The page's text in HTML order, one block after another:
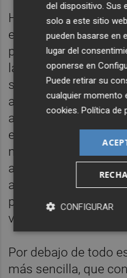
Hay un tercer factor,
es de naturaleza
procesales en
la apertura de
sentencia firme
años. Años en los
acta, gana
el caso, ve prescribir
más" no sería tan
antes de que el ciclo
absorbido el
procesal alimenta la
viceversa.
Por debajo de todo
más sencilla, que
del dispositivo. Sus
solo a este sitio
pueden basarse en
lugar del
oponerse en
Puede retirar su
cualquier momento
cookies.Política de
CONFIGURAR